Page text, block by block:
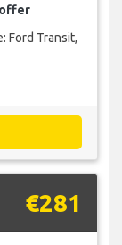
Ford Transit,
€281